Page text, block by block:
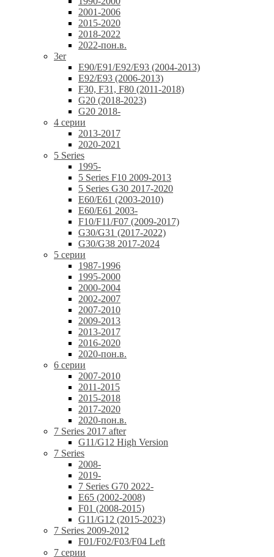
2001-2006
2015-2020
2018-2022
2022-пон.в.
3er
E90/E91/E92/E93 (2004-2013)
E92/E93 (2006-2013)
F30, F31, F80 (2011-2018)
G20 (2018-2023)
G20 2018-
4 серии
2013-2017
2020-2021
5 Series
1995-
5 Series F10 2009-2013
5 Series G30 2017-2020
E60/E61 (2003-2010)
E60/E61 2003-
F10/F11/F07 (2009-2017)
G30/G31 (2017-2022)
G30/G38 2017-2024
5 серии
1987-1996
1995-2000
2000-2004
2002-2007
2007-2010
2009-2013
2013-2017
2016-2020
2020-пон.в.
6 серии
2007-2010
2011-2015
2015-2018
2017-2020
2020-пон.в.
7 Series 2017 after
G11/G12 High Version
7 Series
2008-
2019-
7 Series G70 2022-
E65 (2002-2008)
F01 (2008-2015)
G11/G12 (2015-2023)
7 Series 2009-2012
F01/F02/F03/F04 Left
7 серии